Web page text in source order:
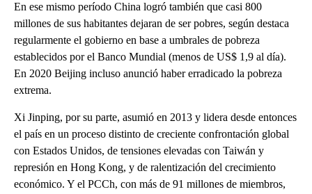
En ese mismo período China logró también que casi 800
millones de sus habitantes dejaran de ser pobres, según destaca
regularmente el gobierno en base a umbrales de pobreza
establecidos por el Banco Mundial (menos de US$ 1,9 al día).
En 2020 Beijing incluso anunció haber erradicado la pobreza
extrema.
Xi Jinping, por su parte, asumió en 2013 y lidera desde entonces
el país en un proceso distinto de creciente confrontación global
con Estados Unidos, de tensiones elevadas con Taiwán y
represión en Hong Kong, y de ralentización del crecimiento
económico. Y el PCCh, con más de 91 millones de miembros,